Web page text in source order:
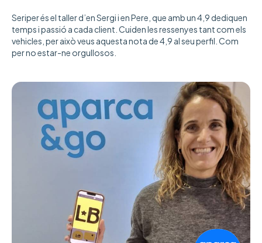
Seriper és el taller d’en Sergi i en Pere, que amb un 4,9 dediquen
temps i passió a cada client. Cuiden les ressenyes tant com els
vehicles, per això veus aquesta nota de 4,9 al seu perfil. Com
per no estar-ne orgullosos.